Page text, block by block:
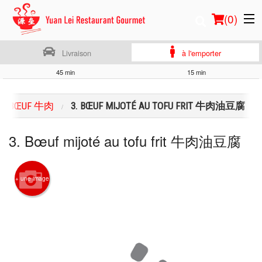
(0)
Emplacement
Français
Connection
Inscription
Livraison à l'emporter
45 min 15 min
BŒUF 牛肉 3. BŒUF MIJOTÉ AU TOFU FRIT 牛肉油豆腐
3. Bœuf mijoté au tofu frit 牛肉油豆腐
+ une image